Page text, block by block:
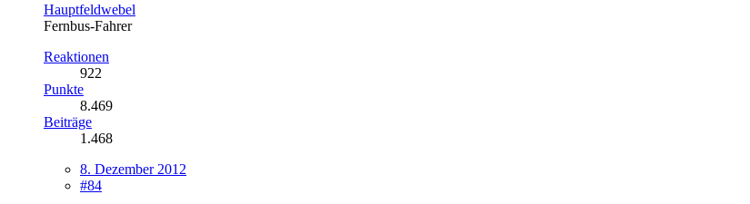
Hauptfeldwebel
Fernbus-Fahrer
Reaktionen
922
Punkte
8.469
Beiträge
1.468
8. Dezember 2012
#84